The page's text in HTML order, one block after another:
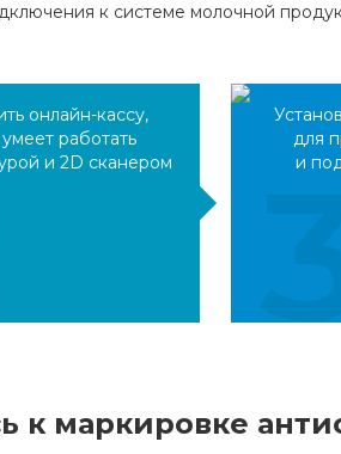
к системе молочной
онлайн-кассу,
работать
и 2D сканером
для
и
к маркировке